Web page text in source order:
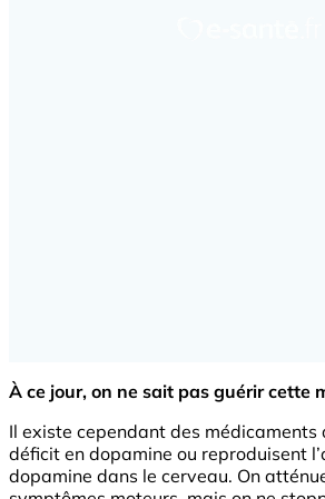
À ce jour, on ne sait pas guérir cette
Il existe cependant des médicaments
déficit en dopamine ou reproduisent
dopamine dans le cerveau. On